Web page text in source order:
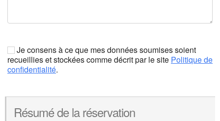
Je consens à ce que mes données soumises soient
recueillies et stockées comme décrit par le site Politique de
confidentialité.
Résumé de la réservation